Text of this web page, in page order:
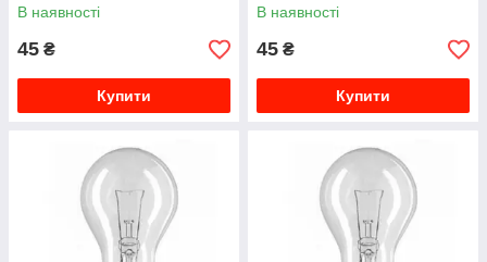
В наявності
45 ₴
Купити
В наявності
45 ₴
Купити